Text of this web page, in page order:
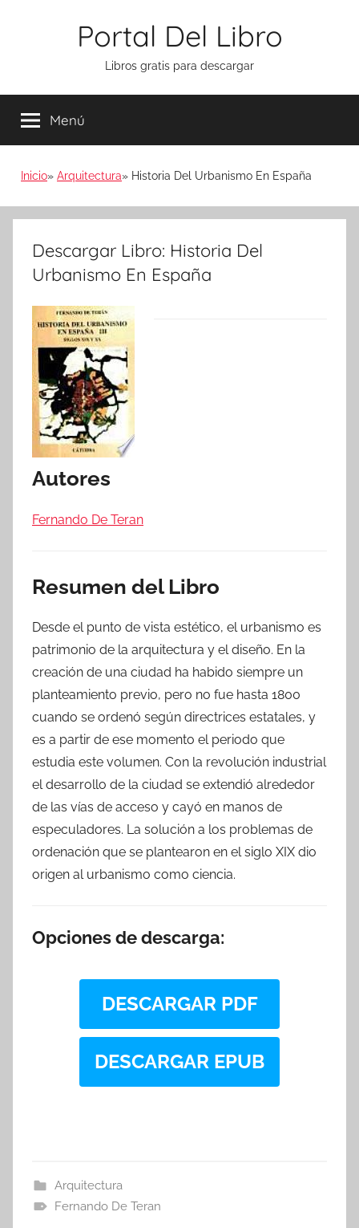
Portal Del Libro
Libros gratis para descargar
Menú
Inicio Arquitectura Historia Del Urbanismo En España
Descargar Libro: Historia Del
Urbanismo En España
Autores
Fernando De Teran
Resumen del Libro
Desde el punto de vista estético, el urbanismo es
patrimonio de la arquitectura y el diseño. En la
creación de una ciudad ha habido siempre un
planteamiento previo, pero no fue hasta 1800
cuando se ordenó según directrices estatales, y
es a partir de ese momento el periodo que
estudia este volumen. Con la revolución industrial
el desarrollo de la ciudad se extendió alrededor
de las vías de acceso y cayó en manos de
especuladores. La solución a los problemas de
ordenación que se plantearon en el siglo XIX dio
origen al urbanismo como ciencia.
Opciones de descarga:
DESCARGAR PDF
DESCARGAR EPUB
Arquitectura
Fernando De Teran